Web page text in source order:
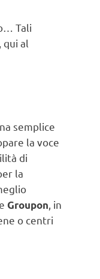
Tali
qui al
semplice
la voce
di
la
Groupon, in
o centri